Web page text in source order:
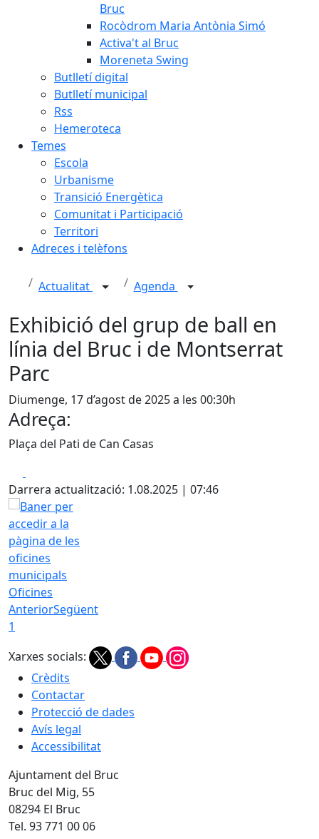
Bruc
Rocòdrom Maria Antònia Simó
Activa't al Bruc
Moreneta Swing
Butlletí digital
Butlletí municipal
Rss
Hemeroteca
Temes
Escola
Urbanisme
Transició Energètica
Comunitat i Participació
Territori
Adreces i telèfons
Actualitat Agenda
Exhibició del grup de ball en
línia del Bruc i de Montserrat
Parc
Diumenge, 17 d’agost de 2025 a les 00:30h
Adreça:
Plaça del Pati de Can Casas
Darrera actualització: 1.08.2025 | 07:46
Oficines
AnteriorSegüent
1
Xarxes socials:
Crèdits
Contactar
Protecció de dades
Avís legal
Accessibilitat
Ajuntament del Bruc
Bruc del Mig, 55
08294 El Bruc
Tel. 93 771 00 06